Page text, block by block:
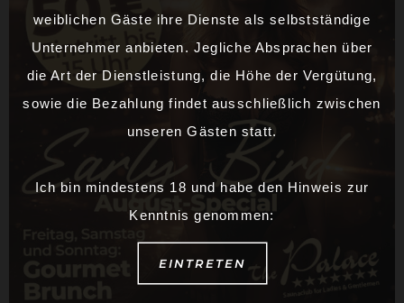
weiblichen Gäste ihre Dienste als selbstständige
Unternehmer anbieten. Jegliche Absprachen über
die Art der Dienstleistung, die Höhe der Vergütung,
sowie die Bezahlung findet ausschließlich zwischen
unseren Gästen statt.
Ich bin mindestens 18 und habe den Hinweis zur
Kenntnis genommen:
EINTRETEN